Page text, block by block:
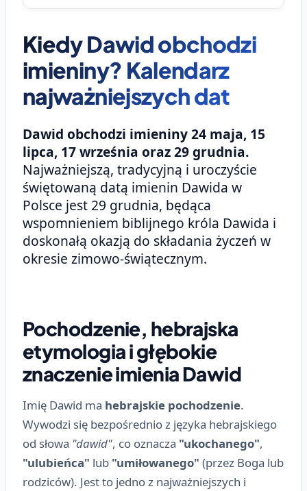
Kiedy Dawid obchodzi
imieniny? Kalendarz
najważniejszych dat
Dawid obchodzi imieniny 24 maja, 15
lipca, 17 września oraz 29 grudnia.
Najważniejszą, tradycyjną i uroczyście
świętowaną datą imienin Dawida w
Polsce jest 29 grudnia, będąca
wspomnieniem biblijnego króla Dawida i
doskonałą okazją do składania życzeń w
okresie zimowo-świątecznym.
Pochodzenie, hebrajska
etymologia i głębokie
znaczenie imienia Dawid
Imię Dawid ma hebrajskie pochodzenie.
Wywodzi się bezpośrednio z języka hebrajskiego
od słowa "dawid", co oznacza "ukochanego",
"ulubieńca" lub "umiłowanego" (przez Boga lub
rodziców). Jest to jedno z najważniejszych i